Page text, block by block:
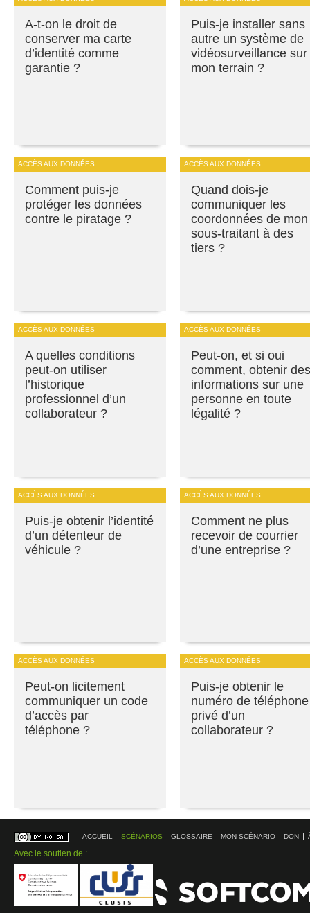
A-t-on le droit de
conserver ma carte
d’identité comme
garantie ?
Puis-je installer sans
autre un système de
vidéosurveillance sur
mon terrain ?
ACCÈS AUX DONNÉES
Comment puis-je
protéger les données
contre le piratage ?
ACCÈS AUX DONNÉES
Quand dois-je
communiquer les
coordonnées de mon
sous-traitant à des
tiers ?
ACCÈS AUX DONNÉES
A quelles conditions
peut-on utiliser
l’historique
professionnel d’un
collaborateur ?
ACCÈS AUX DONNÉES
Peut-on, et si oui
comment, obtenir des
informations sur une
personne en toute
légalité ?
ACCÈS AUX DONNÉES
Puis-je obtenir l’identité
d’un détenteur de
véhicule ?
ACCÈS AUX DONNÉES
Comment ne plus
recevoir de courrier
d’une entreprise ?
ACCÈS AUX DONNÉES
Peut-on licitement
communiquer un code
d’accès par
téléphone ?
ACCÈS AUX DONNÉES
Puis-je obtenir le
numéro de téléphone
privé d’un
collaborateur ?
ACCUEIL SCÉNARIOS GLOSSAIRE MON SCÉNARIO DON
Avec le soutien de :